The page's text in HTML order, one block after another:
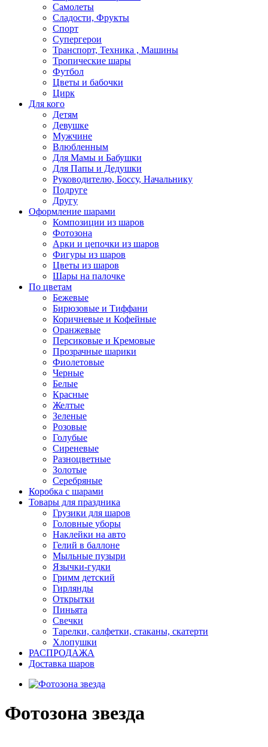
Самолеты
Сладости, Фрукты
Спорт
Супергерои
Транспорт, Техника , Машины
Тропические шары
Футбол
Цветы и бабочки
Цирк
Для кого
Детям
Девушке
Мужчине
Влюбленным
Для Мамы и Бабушки
Для Папы и Дедушки
Руководителю, Боссу, Начальнику
Подруге
Другу
Оформление шарами
Композиции из шаров
Фотозона
Арки и цепочки из шаров
Фигуры из шаров
Цветы из шаров
Шары на палочке
По цветам
Бежевые
Бирюзовые и Тиффани
Коричневые и Кофейные
Оранжевые
Персиковые и Кремовые
Прозрачные шарики
Фиолетовые
Черные
Белые
Красные
Желтые
Зеленые
Розовые
Голубые
Сиреневые
Разноцветные
Золотые
Серебряные
Коробка с шарами
Товары для праздника
Грузики для шаров
Головные уборы
Наклейки на авто
Гелий в баллоне
Мыльные пузыри
Язычки-гудки
Гримм детский
Гирлянды
Открытки
Пиньята
Свечки
Тарелки, салфетки, стаканы, скатерти
Хлопушки
РАСПРОДАЖА
Доставка шаров
Фотозона звезда